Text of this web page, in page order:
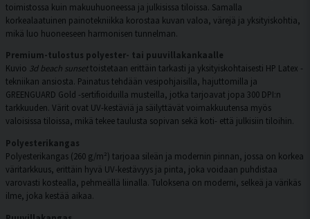
toimistossa kuin makuuhuoneessa ja julkisissa tiloissa. Samalla
korkealaatuinen painotekniikka korostaa kuvan valoa, värejä ja yksityiskohtia,
mikä luo huoneeseen harmonisen tunnelman.
Premium-tulostus polyester- tai puuvillakankaalle
Kuvio 3d beach sunsettoistetaan erittäin tarkasti ja yksityiskohtaisesti HP Latex -
tekniikan ansiosta. Painatus tehdään vesipohjaisilla, hajuttomilla ja
GREENGUARD Gold -sertifioiduilla musteilla, jotka tarjoavat jopa 300 DPI:n
tarkkuuden. Värit ovat UV-kestäviä ja säilyttävät voimakkuutensa myös
valoisissa tiloissa, mikä tekee taulusta sopivan sekä koti- että julkisiin tiloihin.
Polyesterikangas
Polyesterikangas (260 g/m²) tarjoaa sileän ja modernin pinnan, jossa on korkea
väritarkkuus, erittäin hyvä UV-kestävyys ja pinta, joka voidaan puhdistaa
varovasti kostealla, pehmeällä liinalla. Tuloksena on moderni, selkeä ja värikäs
ilme, joka kestää aikaa.